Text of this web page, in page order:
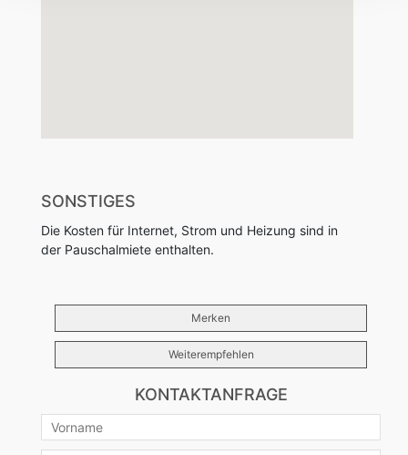
SONSTIGES
Die Kosten für Internet, Strom und Heizung sind in
der Pauschalmiete enthalten.
Merken
Weiterempfehlen
KONTAKTANFRAGE